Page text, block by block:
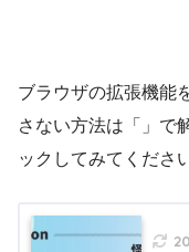
ブラウザの拡張機能
さない方法は「」で
ックしてみてくださ